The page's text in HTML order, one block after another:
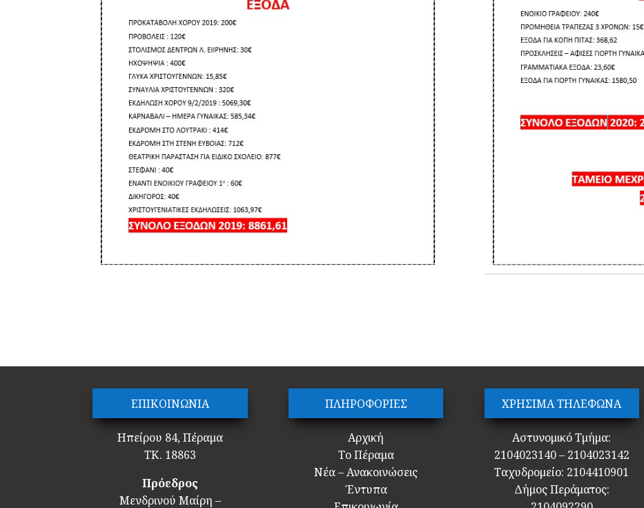
ΕΠΙΚΟΙΝΩΝΙΑ
Ηπείρου 84, Πέραμα
ΤΚ. 18863
Πρόεδρος
Μενδρινού Μαίρη –
ΠΛΗΡΟΦΟΡΙΕΣ
Αρχική
Το Πέραμα
Νέα – Ανακοινώσεις
Έντυπα
ΧΡΗΣΙΜΑ ΤΗΛΕΦΩΝΑ
Αστυνομικό Τμήμα:
2104023140 – 2104023142
Ταχυδρομείο: 2104410901
Δήμος Περάματος: